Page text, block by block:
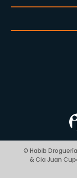
© Habib
& Cia Juan